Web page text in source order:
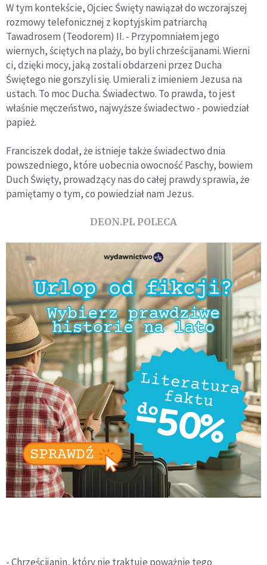
W tym kontekście, Ojciec Święty nawiązał do wczorajszej
rozmowy telefonicznej z koptyjskim patriarchą
Tawadrosem (Teodorem) II. - Przypomniałem jego
wiernych, ściętych na plaży, bo byli chrześcijanami. Wierni
ci, dzięki mocy, jaką zostali obdarzeni przez Ducha
Świętego nie gorszyli się. Umierali z imieniem Jezusa na
ustach. To moc Ducha. Świadectwo. To prawda, to jest
właśnie męczeństwo, najwyższe świadectwo - powiedział
papież.
Franciszek dodał, że istnieje także świadectwo dnia
powszedniego, które uobecnia owocność Paschy, bowiem
Duch Święty, prowadzący nas do całej prawdy sprawia, że
pamiętamy o tym, co powiedział nam Jezus.
DEON.PL POLECA
- Chrześcijanin, który nie traktuje poważnie tego